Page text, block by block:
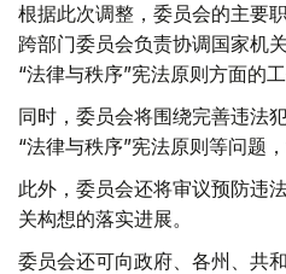
根据此次调整，委员会的主要
跨部门委员会负责协调国家机
“法律与秩序”宪法原则方面的工
同时，委员会将围绕完善违法
“法律与秩序”宪法原则等问题
此外，委员会还将审议预防违
关构想的落实进展。
委员会还可向政府、各州、共